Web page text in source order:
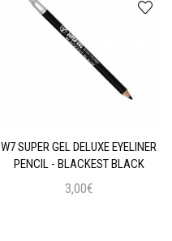
W7 SUPER GEL DELUXE EYELINER
PENCIL - BLACKEST BLACK
3,00€